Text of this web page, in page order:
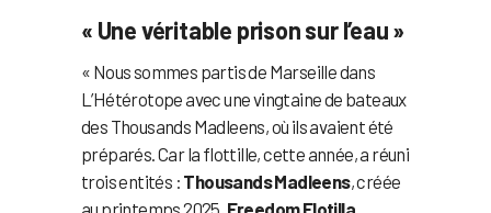
« Une véritable prison sur l’eau »
« Nous sommes partis de Marseille dans
L’Hétérotope avec une vingtaine de bateaux
des Thousands Madleens, où ils avaient été
préparés. Car la flottille, cette année, a réuni
trois entités : Thousands Madleens, créée